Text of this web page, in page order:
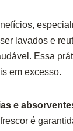
lavados e
Essa
em excesso.
e
é